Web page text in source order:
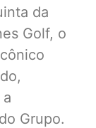
da
Golf, o
Grupo.